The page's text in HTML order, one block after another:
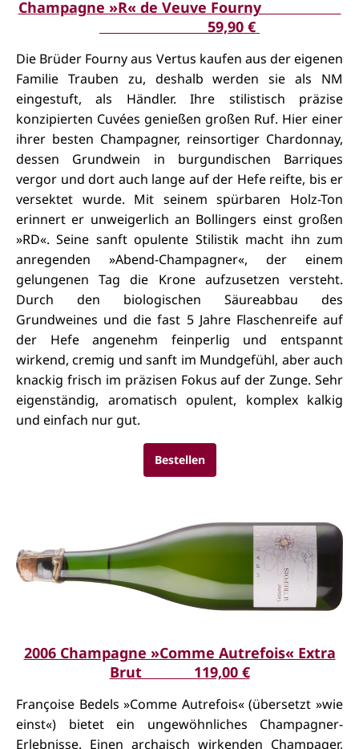
Champagne »R« de Veuve Fourny
59,90 €
Die Brüder Fourny aus Vertus kaufen aus der eigenen
Familie Trauben zu, deshalb werden sie als NM
eingestuft, als Händler. Ihre stilistisch präzise
konzipierten Cuvées genießen großen Ruf. Hier einer
ihrer besten Champagner, reinsortiger Chardonnay,
dessen Grundwein in burgundischen Barriques
vergor und dort auch lange auf der Hefe reifte, bis er
versektet wurde. Mit seinem spürbaren Holz-Ton
erinnert er unweigerlich an Bollingers einst großen
»RD«. Seine sanft opulente Stilistik macht ihn zum
anregenden »Abend-Champagner«, der einem
gelungenen Tag die Krone aufzusetzen versteht.
Durch den biologischen Säureabbau des
Grundweines und die fast 5 Jahre Flaschenreife auf
der Hefe angenehm feinperlig und entspannt
wirkend, cremig und sanft im Mundgefühl, aber auch
knackig frisch im präzisen Fokus auf der Zunge. Sehr
eigenständig, aromatisch opulent, komplex kalkig
und einfach nur gut.
Bestellen
2006 Champagne »Comme Autrefois« Extra
Brut 119,00 €
Françoise Bedels »Comme Autrefois« (übersetzt »wie
einst«) bietet ein ungewöhnliches Champagner-
Erlebnisse. Einen archaisch wirkenden Champager,